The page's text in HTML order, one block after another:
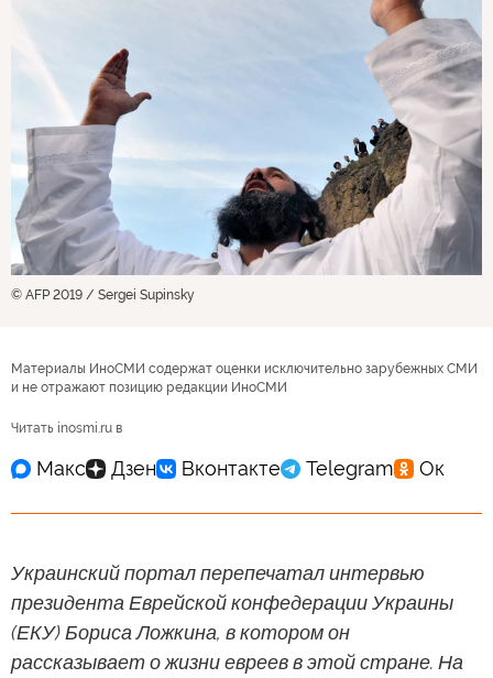
© AFP 2019 / Sergei Supinsky
Материалы ИноСМИ содержат оценки исключительно зарубежных СМИ
и не отражают позицию редакции ИноСМИ
Читать inosmi.ru в
Украинский портал перепечатал интервью
президента Еврейской конфедерации Украины
(ЕКУ) Бориса Ложкина, в котором он
рассказывает о жизни евреев в этой стране. На